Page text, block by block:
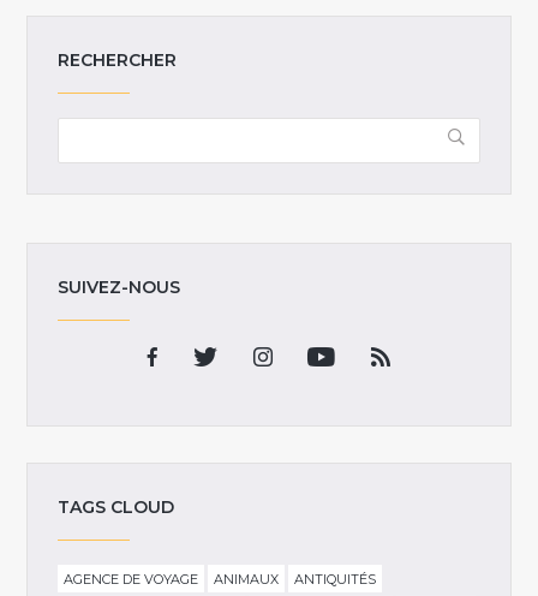
RECHERCHER
SUIVEZ-NOUS
TAGS CLOUD
AGENCE DE VOYAGE ANIMAUX
ANTIQUITÉS